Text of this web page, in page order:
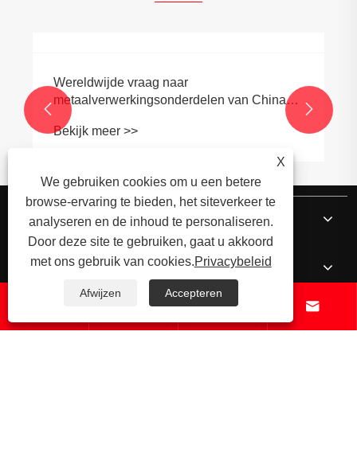
Wereldwijde vraag naar
metaalverwerkingsonderdelen van China
blijft groeien
Bekijk meer >>
 
X
We gebruiken cookies om u een betere
browse-ervaring te bieden, het siteverkeer te
analyseren en de inhoud te personaliseren.
Door deze site te gebruiken, gaat u akkoord
met ons gebruik van cookies.Privacybeleid
Afwijzen Accepteren